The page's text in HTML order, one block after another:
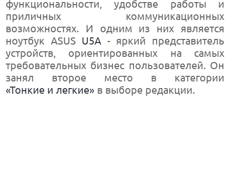
функциональности, удобстве работы и
приличных коммуникационных
возможностях. И одним из них является
ноутбук ASUS U5A - яркий представитель
устройств, ориентированных на самых
требовательных бизнес пользователей. Он
занял второе место в категории
«Тонкие и легкие» в выборе редакции.